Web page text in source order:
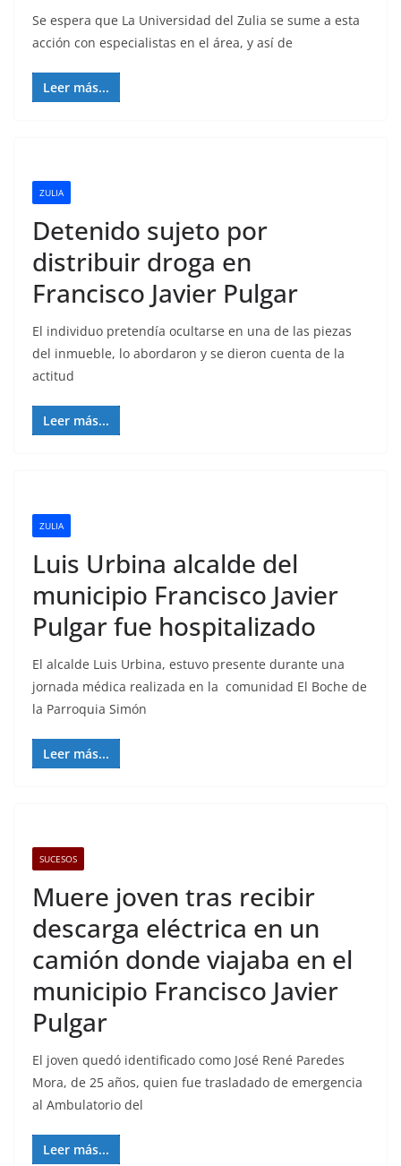
Se espera que La Universidad del Zulia se sume a esta
acción con especialistas en el área, y así de
Leer más...
ZULIA
Detenido sujeto por
distribuir droga en
Francisco Javier Pulgar
El individuo pretendía ocultarse en una de las piezas
del inmueble, lo abordaron y se dieron cuenta de la
actitud
Leer más...
ZULIA
Luis Urbina alcalde del
municipio Francisco Javier
Pulgar fue hospitalizado
El alcalde Luis Urbina, estuvo presente durante una
jornada médica realizada en la comunidad El Boche de
la Parroquia Simón
Leer más...
SUCESOS
Muere joven tras recibir
descarga eléctrica en un
camión donde viajaba en el
municipio Francisco Javier
Pulgar
El joven quedó identificado como José René Paredes
Mora, de 25 años, quien fue trasladado de emergencia
al Ambulatorio del
Leer más...